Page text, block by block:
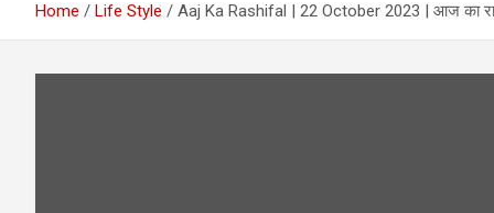
Home Life Style Aaj Ka Rashifal | 22 October 2023 | आज का